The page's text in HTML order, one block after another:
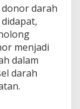
darah
menjadi
dalam
darah